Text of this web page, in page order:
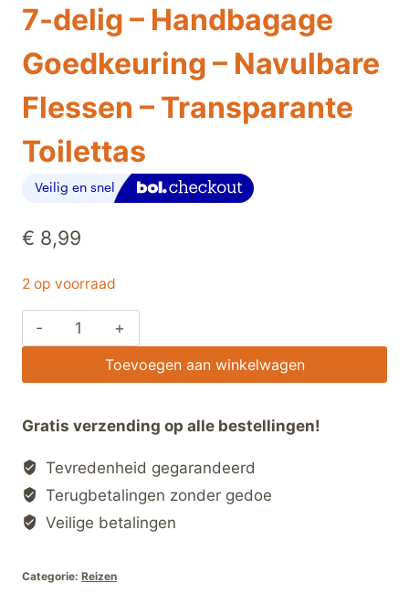
7-delig – Handbagage
Goedkeuring – Navulbare
Flessen – Transparante
Toilettas
€ 8,99
2 op voorraad
Toilettas
Reisflesjes
7-
–
Handbagage
Goedkeuring
Navulbare
Toevoegen aan winkelwagen
Gratis verzending op alle bestellingen!
Tevredenheid gegarandeerd
Terugbetalingen zonder gedoe
Veilige betalingen
Categorie: Reizen